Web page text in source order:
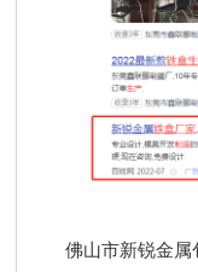
佛山市新锐金属